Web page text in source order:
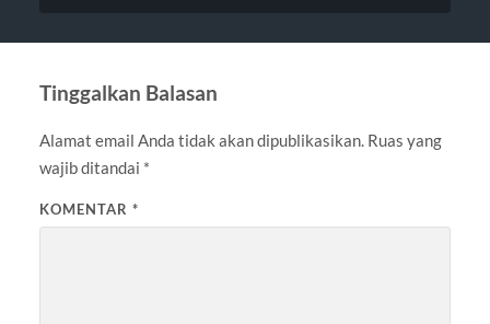
Tinggalkan Balasan
Alamat email Anda tidak akan dipublikasikan. Ruas yang
wajib ditandai *
KOMENTAR *